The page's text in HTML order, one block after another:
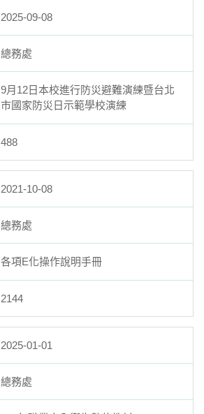
2025-09-08
總務處
9月12日本校進行防災避難演練暨台北
市國家防災日示範學校演練
488
2021-10-08
總務處
各項E化操作說明手冊
2144
2025-01-01
總務處